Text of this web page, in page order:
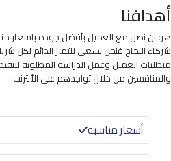
أهدافنا
هو ان نصل مع العميل بأفضل جوده باسعار
شركاء النجاح فنحن نسعى للتميز الدائم
متطلبات العميل وعمل الدراسة المطلوبه
والمنافسين من خلال تواجدهم على الأنترنت
أسعار مناسبة